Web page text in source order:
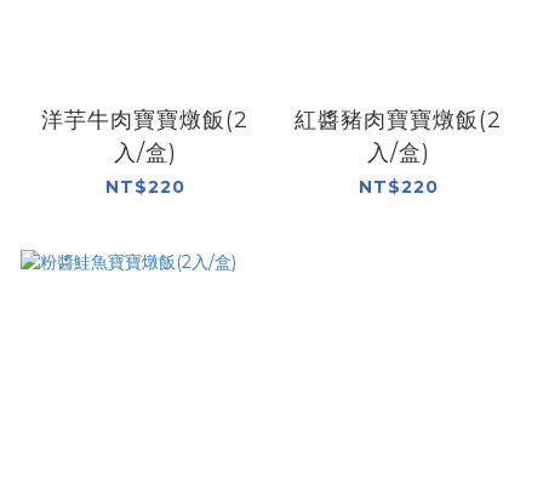
洋芋牛肉寶寶燉飯(2
入/盒)
NT$220
紅醬豬肉寶寶燉飯(2
入/盒)
NT$220